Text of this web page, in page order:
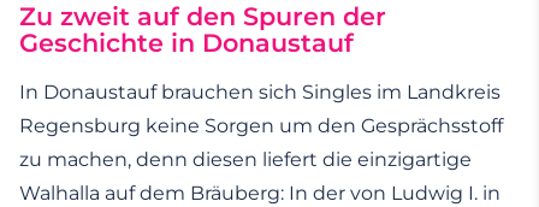
Zu zweit auf den Spuren der
Geschichte in Donaustauf
In Donaustauf brauchen sich Singles im Landkreis
Regensburg keine Sorgen um den Gesprächsstoff
zu machen, denn diesen liefert die einzigartige
Walhalla auf dem Bräuberg: In der von Ludwig I. in